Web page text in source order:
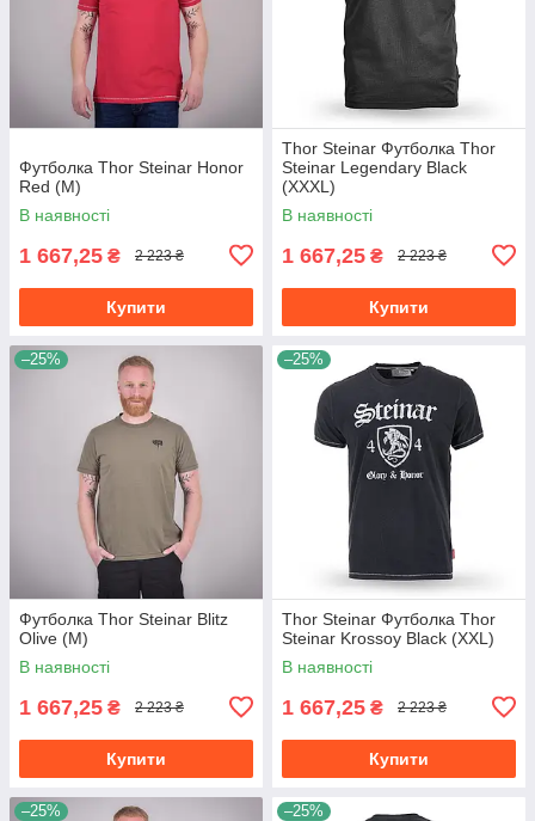
Футболка Thor Steinar Honor
Red (M)
В наявності
1 667,25 ₴ 2 223 ₴
Купити
Thor Steinar Футболка Thor
Steinar Legendary Black
(XXXL)
В наявності
1 667,25 ₴ 2 223 ₴
Купити
–25%
Футболка Thor Steinar Blitz
Olive (M)
В наявності
1 667,25 ₴ 2 223 ₴
Купити
–25%
Thor Steinar Футболка Thor
Steinar Krossoy Black (XXL)
В наявності
1 667,25 ₴ 2 223 ₴
Купити
–25% –25%